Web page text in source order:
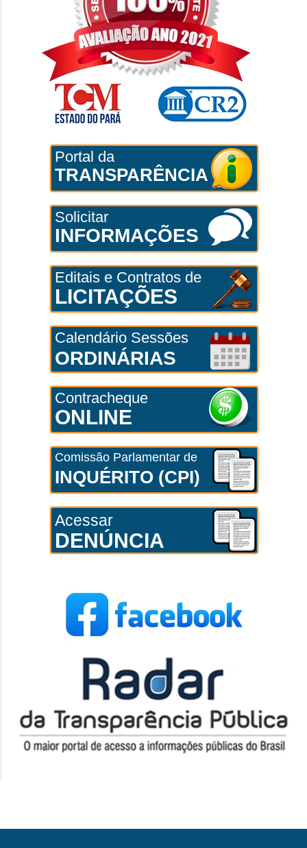
Portal da
TRANSPARÊNCIA
Solicitar
INFORMAÇÕES
Editais e Contratos de
LICITAÇÕES
Calendário Sessões
ORDINÁRIAS
Contracheque
ONLINE
Comissão Parlamentar de
INQUÉRITO (CPI)
Acessar
DENÚNCIA